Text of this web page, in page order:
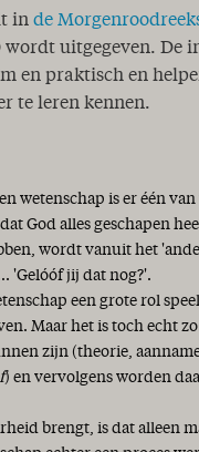
in de
uitgegeven. De
en praktisch en
te leren kennen.
wetenschap is er één
God alles geschapen
wordt vanuit het
'Gelóóf jij dat nog?'.
een grote rol
Maar het is toch echt
zijn (theorie,
) en vervolgens worden
brengt, is dat alleen